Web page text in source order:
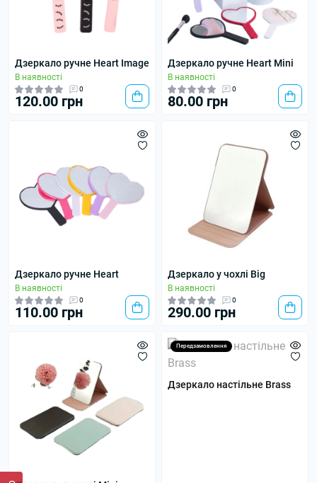
Дзеркало ручне Heart Image
В наявності
0
120.00 грн
Дзеркало ручне Heart Mini
В наявності
0
80.00 грн
Дзеркало ручне Heart
В наявності
0
110.00 грн
Дзеркало у чохлі Big
В наявності
0
290.00 грн
Передзамовлення
Дзеркало настільне Brass